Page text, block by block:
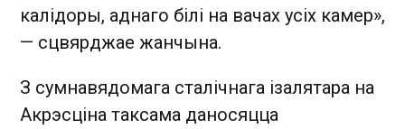
калідоры, аднаго білі на вачах усіх камер»,
— сцвярджае жанчына.
З сумнавядомага сталічнага ізалятара на
Акрэсціна таксама даносяцца